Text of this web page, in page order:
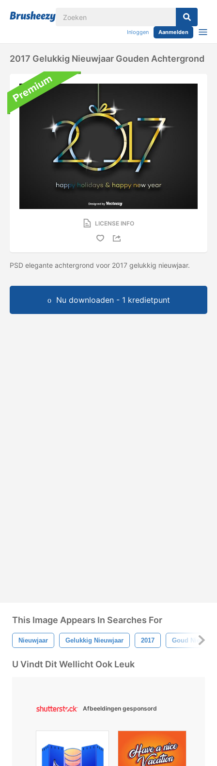
Inloggen Aanmelden
2017 Gelukkig Nieuwjaar Gouden Achtergrond
LICENSE INFO
PSD elegante achtergrond voor 2017 gelukkig nieuwjaar.
Nu downloaden - 1 kredietpunt
This Image Appears In Searches For
Nieuwjaar Gelukkig Nieuwjaar 2017 Goud
U Vindt Dit Wellicht Ook Leuk
Afbeeldingen gesponsord